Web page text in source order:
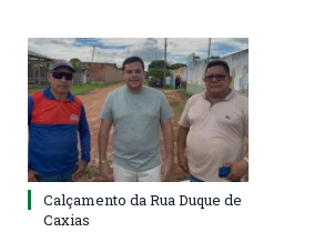
Calçamento da Rua Duque de
Caxias